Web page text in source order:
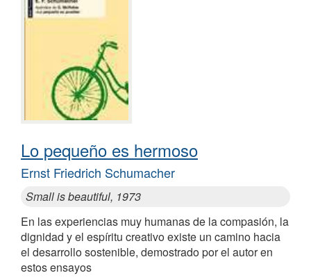
Lo pequeño es hermoso
Ernst Friedrich Schumacher
Small is beautiful, 1973
En las experiencias muy humanas de la compasión, la
dignidad y el espíritu creativo existe un camino hacia
el desarrollo sostenible, demostrado por el autor en
estos ensayos